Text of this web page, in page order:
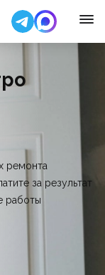
ремонта
за результат
работы